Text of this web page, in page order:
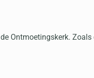
Ontmoetingskerk.